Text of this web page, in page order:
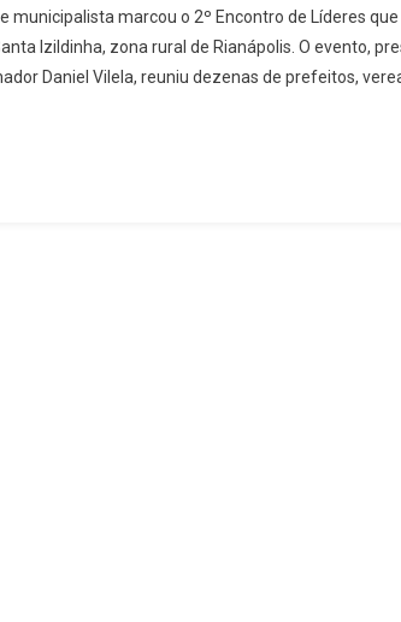
Encontro
De
Líderes
municipalista marcou o 2º Encontro de Líderes
Izildinha, zona rural de Rianápolis. O evento,
Daniel Vilela, reuniu dezenas de prefeitos,